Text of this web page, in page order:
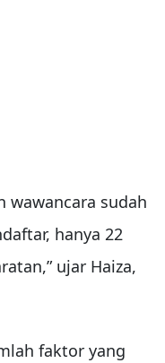
wawancara sudah
hanya 22
ujar Haiza,
faktor yang